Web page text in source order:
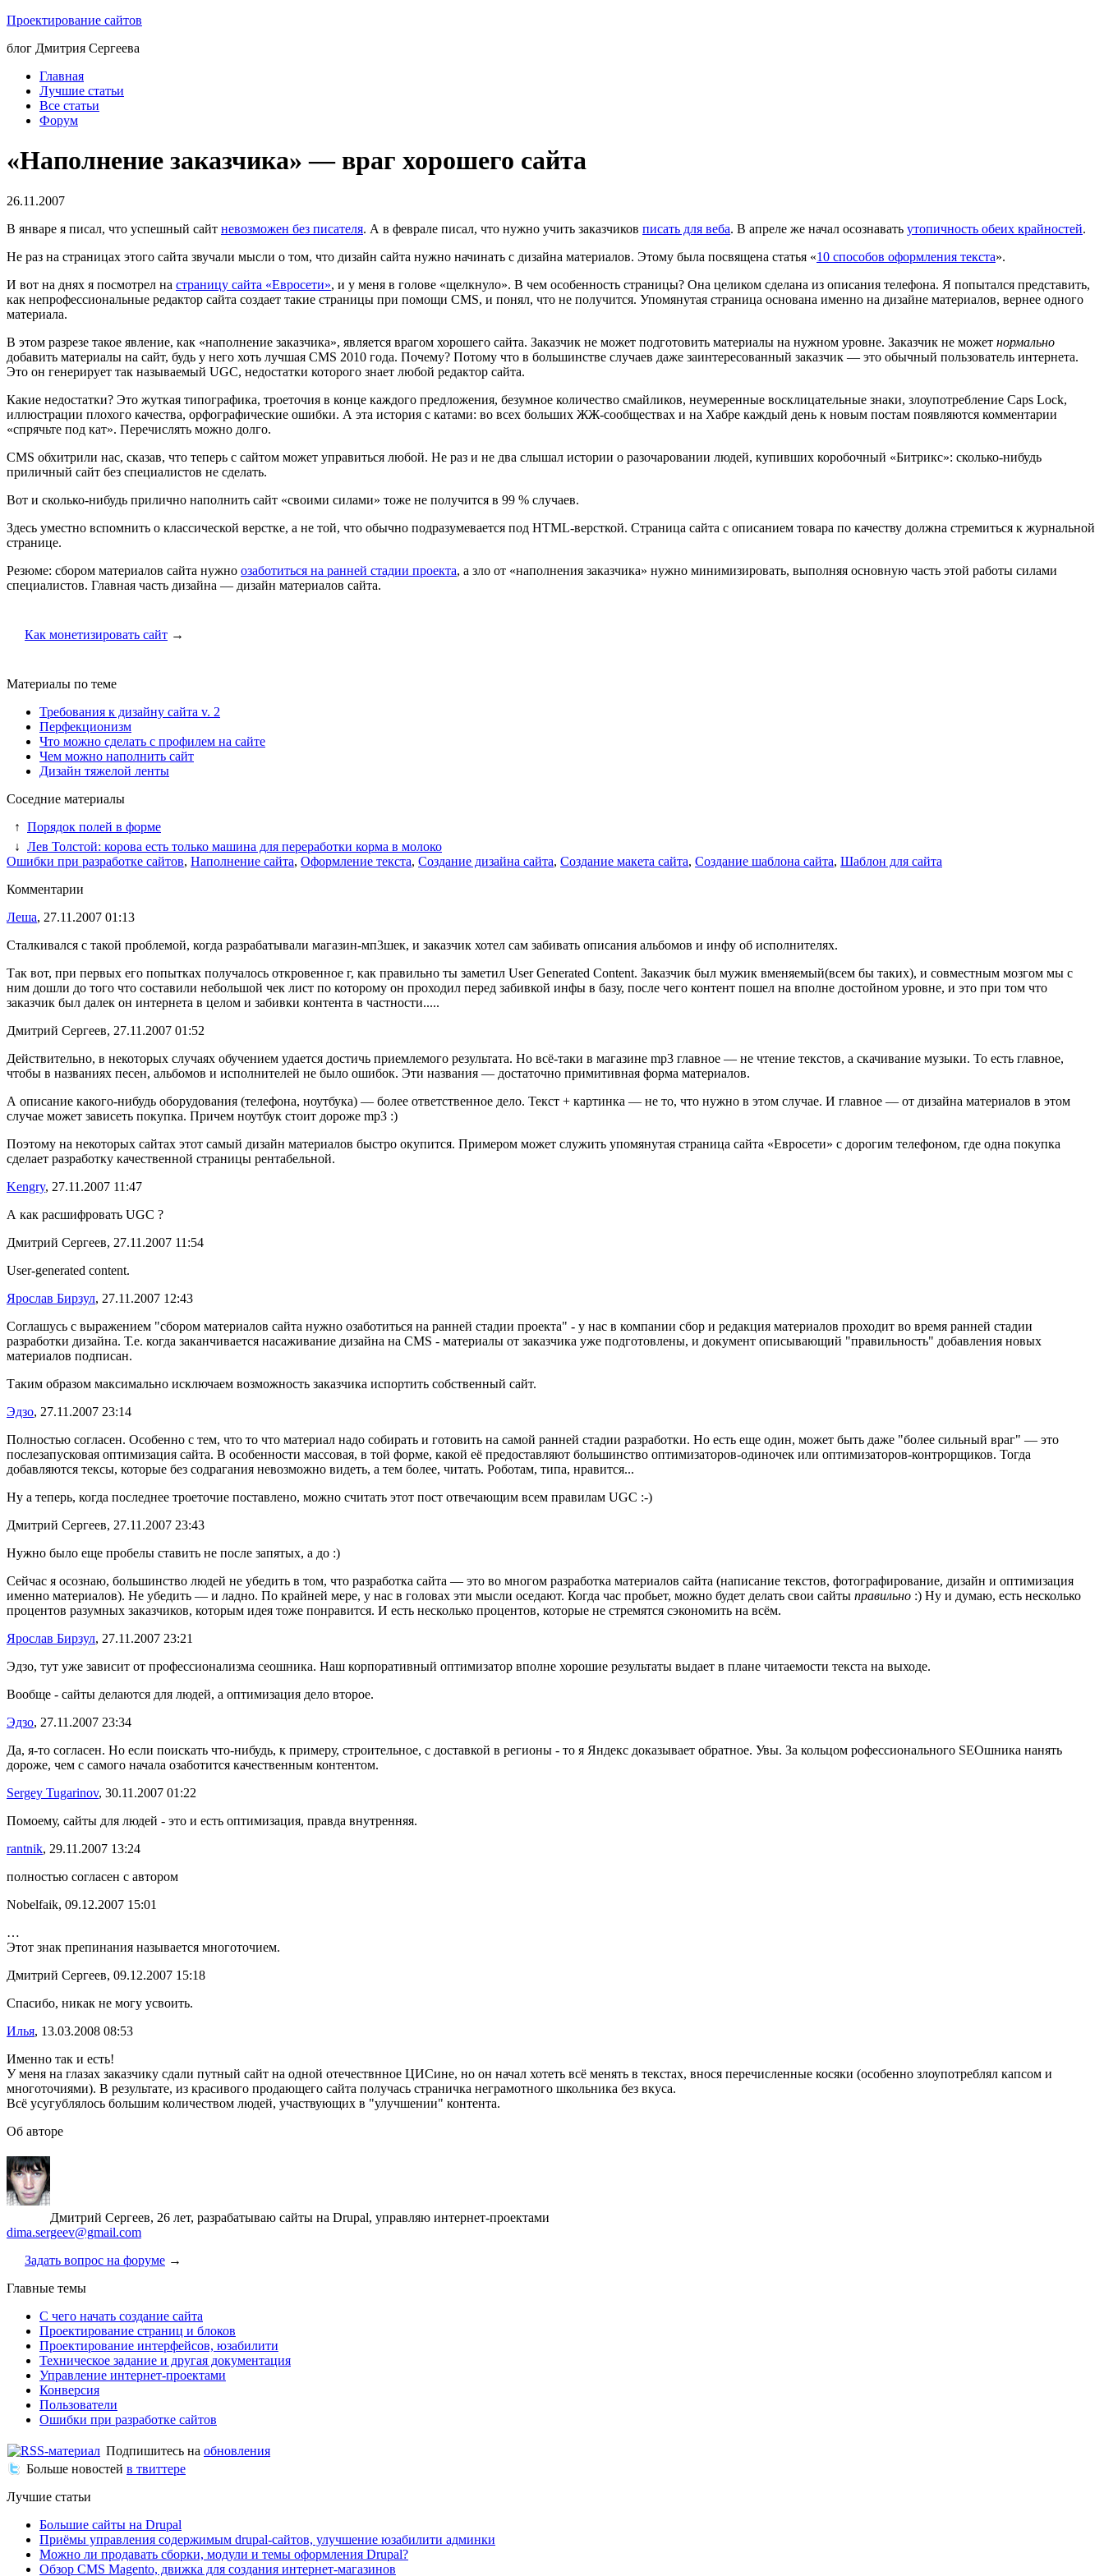
Проектирование сайтов
блог Дмитрия Сергеева
Главная
Лучшие статьи
Все статьи
Форум
«Наполнение заказчика» — враг хорошего сайта
26.11.2007
В январе я писал, что успешный сайт невозможен без писателя. А в феврале писал, что нужно учить заказчиков писать для веба. В апреле же начал осознавать утопичность обеих крайностей.
Не раз на страницах этого сайта звучали мысли о том, что дизайн сайта нужно начинать с дизайна материалов. Этому была посвящена статья «10 способов оформления текста».
И вот на днях я посмотрел на страницу сайта «Евросети», и у меня в голове «щелкнуло». В чем особенность страницы? Она целиком сделана из описания телефона. Я попытался представить,
как непрофессиональные редактор сайта создает такие страницы при помощи CMS, и понял, что не получится. Упомянутая страница основана именно на дизайне материалов, вернее одного
материала.
В этом разрезе такое явление, как «наполнение заказчика», является врагом хорошего сайта. Заказчик не может подготовить материалы на нужном уровне. Заказчик не может нормально
добавить материалы на сайт, будь у него хоть лучшая CMS 2010 года. Почему? Потому что в большинстве случаев даже заинтересованный заказчик — это обычный пользователь интернета.
Это он генерирует так называемый UGC, недостатки которого знает любой редактор сайта.
Какие недостатки? Это жуткая типографика, троеточия в конце каждого предложения, безумное количество смайликов, неумеренные восклицательные знаки, злоупотребление Caps Lock,
иллюстрации плохого качества, орфографические ошибки. А эта история с катами: во всех больших ЖЖ-сообществах и на Хабре каждый день к новым постам появляются комментарии
«спрячьте под кат». Перечислять можно долго.
CMS обхитрили нас, сказав, что теперь с сайтом может управиться любой. Не раз и не два слышал истории о разочаровании людей, купивших коробочный «Битрикс»: сколько-нибудь
приличный сайт без специалистов не сделать.
Вот и сколько-нибудь прилично наполнить сайт «своими силами» тоже не получится в 99 % случаев.
Здесь уместно вспомнить о классической верстке, а не той, что обычно подразумевается под HTML-версткой. Страница сайта с описанием товара по качеству должна стремиться к журнальной
странице.
Резюме: сбором материалов сайта нужно озаботиться на ранней стадии проекта, а зло от «наполнения заказчика» нужно минимизировать, выполняя основную часть этой работы силами
специалистов. Главная часть дизайна — дизайн материалов сайта.
Как монетизировать сайт →
Материалы по теме
Требования к дизайну сайта v. 2
Перфекционизм
Что можно сделать с профилем на сайте
Чем можно наполнить сайт
Дизайн тяжелой ленты
Соседние материалы
↑ Порядок полей в форме
↓ Лев Толстой: корова есть только машина для переработки корма в молоко
Ошибки при разработке сайтов, Наполнение сайта, Оформление текста, Создание дизайна сайта, Создание макета сайта, Создание шаблона сайта, Шаблон для сайта
Комментарии
Леша, 27.11.2007 01:13
Сталкивался с такой проблемой, когда разрабатывали магазин-мп3шек, и заказчик хотел сам забивать описания альбомов и инфу об исполнителях.
Так вот, при первых его попытках получалось откровенное г, как правильно ты заметил User Generated Content. Заказчик был мужик вменяемый(всем бы таких), и совместным мозгом мы с
ним дошли до того что составили небольшой чек лист по которому он проходил перед забивкой инфы в базу, после чего контент пошел на вполне достойном уровне, и это при том что
заказчик был далек он интернета в целом и забивки контента в частности.....
Дмитрий Сергеев, 27.11.2007 01:52
Действительно, в некоторых случаях обучением удается достичь приемлемого результата. Но всё-таки в магазине mp3 главное — не чтение текстов, а скачивание музыки. То есть главное,
чтобы в названиях песен, альбомов и исполнителей не было ошибок. Эти названия — достаточно примитивная форма материалов.
А описание какого-нибудь оборудования (телефона, ноутбука) — более ответственное дело. Текст + картинка — не то, что нужно в этом случае. И главное — от дизайна материалов в этом
случае может зависеть покупка. Причем ноутбук стоит дороже mp3 :)
Поэтому на некоторых сайтах этот самый дизайн материалов быстро окупится. Примером может служить упомянутая страница сайта «Евросети» с дорогим телефоном, где одна покупка
сделает разработку качественной страницы рентабельной.
Kengry, 27.11.2007 11:47
А как расшифровать UGC ?
Дмитрий Сергеев, 27.11.2007 11:54
User-generated content.
Ярослав Бирзул, 27.11.2007 12:43
Соглашусь с выражением "сбором материалов сайта нужно озаботиться на ранней стадии проекта" - у нас в компании сбор и редакция материалов проходит во время ранней стадии
разработки дизайна. Т.е. когда заканчивается насаживание дизайна на CMS - материалы от заказчика уже подготовлены, и документ описывающий "правильность" добавления новых
материалов подписан.
Таким образом максимально исключаем возможность заказчика испортить собственный сайт.
Эдзо, 27.11.2007 23:14
Полностью согласен. Особенно с тем, что то что материал надо собирать и готовить на самой ранней стадии разработки. Но есть еще один, может быть даже "более сильный враг" — это
послезапусковая оптимизация сайта. В особенности массовая, в той форме, какой её предоставляют большинство оптимизаторов-одиночек или оптимизаторов-контрорщиков. Тогда
добавляются тексы, которые без содрагания невозможно видеть, а тем более, читать. Роботам, типа, нравится...
Ну а теперь, когда последнее троеточие поставлено, можно считать этот пост отвечающим всем правилам UGC :-)
Дмитрий Сергеев, 27.11.2007 23:43
Нужно было еще пробелы ставить не после запятых, а до :)
Сейчас я осознаю, большинство людей не убедить в том, что разработка сайта — это во многом разработка материалов сайта (написание текстов, фотографирование, дизайн и оптимизация
именно материалов). Не убедить — и ладно. По крайней мере, у нас в головах эти мысли оседают. Когда час пробьет, можно будет делать свои сайты правильно :) Ну и думаю, есть несколько
процентов разумных заказчиков, которым идея тоже понравится. И есть несколько процентов, которые не стремятся сэкономить на всём.
Ярослав Бирзул, 27.11.2007 23:21
Эдзо, тут уже зависит от профессионализма сеошника. Наш корпоративный оптимизатор вполне хорошие результаты выдает в плане читаемости текста на выходе.
Вообще - сайты делаются для людей, а оптимизация дело второе.
Эдзо, 27.11.2007 23:34
Да, я-то согласен. Но если поискать что-нибудь, к примеру, строительное, с доставкой в регионы - то я Яндекс доказывает обратное. Увы. За кольцом рофессионального SEOшника нанять
дороже, чем с самого начала озаботится качественным контентом.
Sergey Tugarinov, 30.11.2007 01:22
Помоему, сайты для людей - это и есть оптимизация, правда внутренняя.
rantnik, 29.11.2007 13:24
полностью согласен с автором
Nobelfaik, 09.12.2007 15:01
…
Этот знак препинания называется многоточием.
Дмитрий Сергеев, 09.12.2007 15:18
Спасибо, никак не могу усвоить.
Илья, 13.03.2008 08:53
Именно так и есть!
У меня на глазах заказчику сдали путный сайт на одной отечествнное ЦИСине, но он начал хотеть всё менять в текстах, внося перечисленные косяки (особенно злоупотреблял капсом и
многоточиями). В результате, из красивого продающего сайта получась страничка неграмотного школьника без вкуса.
Всё усугублялось большим количеством людей, участвующих в "улучшении" контента.
Об авторе
Дмитрий Сергеев, 26 лет, разрабатываю сайты на Drupal, управляю интернет-проектами
dima.sergeev@gmail.com
Задать вопрос на форуме →
Главные темы
С чего начать создание сайта
Проектирование страниц и блоков
Проектирование интерфейсов, юзабилити
Техническое задание и другая документация
Управление интернет-проектами
Конверсия
Пользователи
Ошибки при разработке сайтов
Подпишитесь на обновления
Больше новостей в твиттере
Лучшие статьи
Большие сайты на Drupal
Приёмы управления содержимым drupal-сайтов, улучшение юзабилити админки
Можно ли продавать сборки, модули и темы оформления Drupal?
Обзор CMS Magento, движка для создания интернет-магазинов